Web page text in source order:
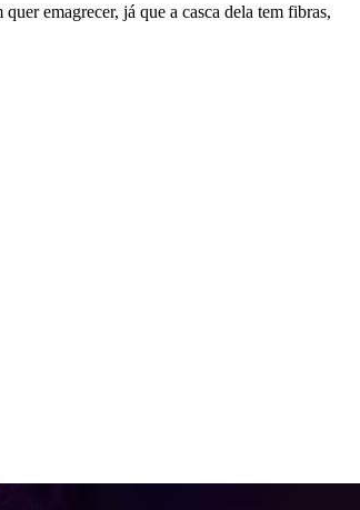
emagrecer, já que a casca dela tem fibras,